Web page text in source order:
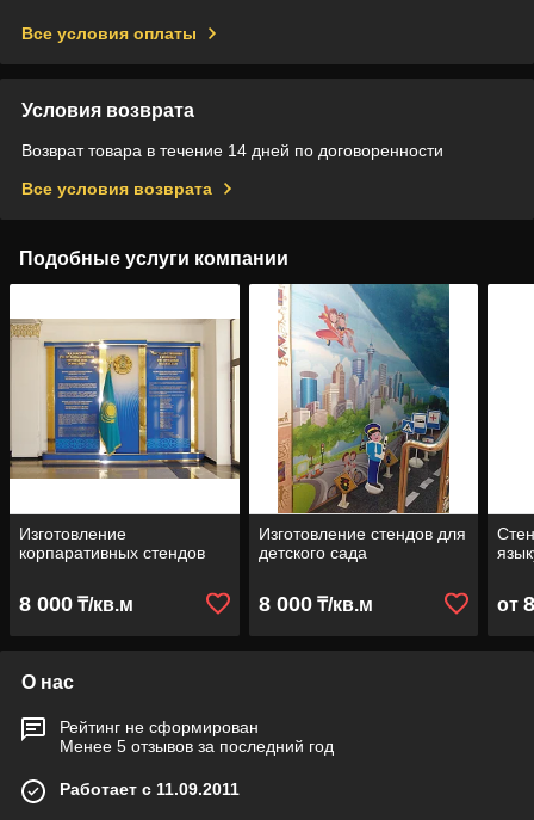
Все условия оплаты
Условия возврата
Возврат товара в течение 14 дней по договоренности
Все условия возврата
Подобные услуги компании
Изготовление
корпаративных стендов
8 000 ₸/кв.м
Изготовление стендов для
детского сада
8 000₸/кв.м от
О нас
Рейтинг не сформирован
Менее 5 отзывов за последний год
Работает с 11.09.2011